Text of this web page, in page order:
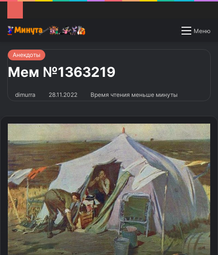
Меню
Switch
Анекдоты
Мем №1363219
dimurra 28.11.2022 Время чтения меньше минуты